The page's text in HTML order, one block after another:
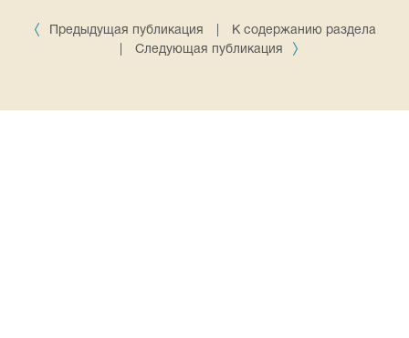
Предыдущая публикация
К содержанию раздела
Следующая публикация